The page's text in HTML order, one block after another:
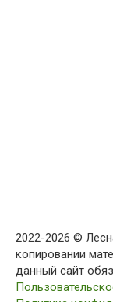
2022-2026 ©
копировании
данный сайт